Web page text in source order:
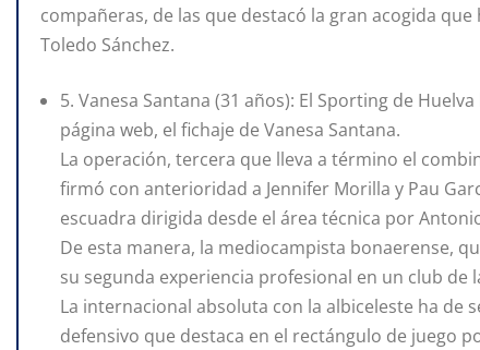
compañeras, de las que destacó la gran acogida
Toledo Sánchez.
5. Vanesa Santana (31 años): El Sporting de
página web, el fichaje de Vanesa Santana.
La operación, tercera que lleva a término el
firmó con anterioridad a Jennifer Morilla y Pau
escuadra dirigida desde el área técnica por
De esta manera, la mediocampista bonaerense,
su segunda experiencia profesional en un club de
La internacional absoluta con la albiceleste ha
defensivo que destaca en el rectángulo de juego